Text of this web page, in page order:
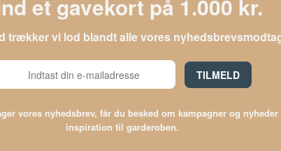
et gavekort på 1.000 kr.
trækker vi lod blandt alle vores
TILMELD
vores nyhedsbrev, får du besked om kampagner og nyheder
inspiration til garderoben.